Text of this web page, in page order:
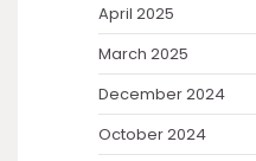
April 2025
March 2025
December 2024
October 2024